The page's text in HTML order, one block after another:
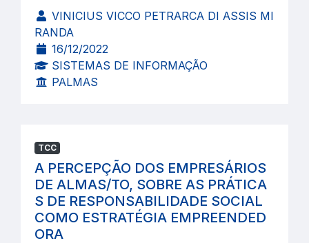
VINICIUS VICCO PETRARCA DI ASSIS MI
RANDA
16/12/2022
SISTEMAS DE INFORMAÇÃO
PALMAS
TCC
A PERCEPÇÃO DOS EMPRESÁRIOS
DE ALMAS/TO, SOBRE AS PRÁTICA
S DE RESPONSABILIDADE SOCIAL
COMO ESTRATÉGIA EMPREENDED
ORA